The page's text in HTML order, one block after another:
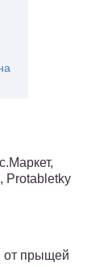
Protabletky
от прыщей